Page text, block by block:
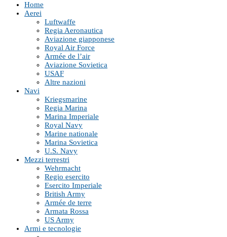
Home
Aerei
Luftwaffe
Regia Aeronautica
Aviazione giapponese
Royal Air Force
Armée de l’air
Aviazione Sovietica
USAF
Altre nazioni
Navi
Kriegsmarine
Regia Marina
Marina Imperiale
Royal Navy
Marine nationale
Marina Sovietica
U.S. Navy
Mezzi terrestri
Wehrmacht
Regio esercito
Esercito Imperiale
British Army
Armée de terre
Armata Rossa
US Army
Armi e tecnologie